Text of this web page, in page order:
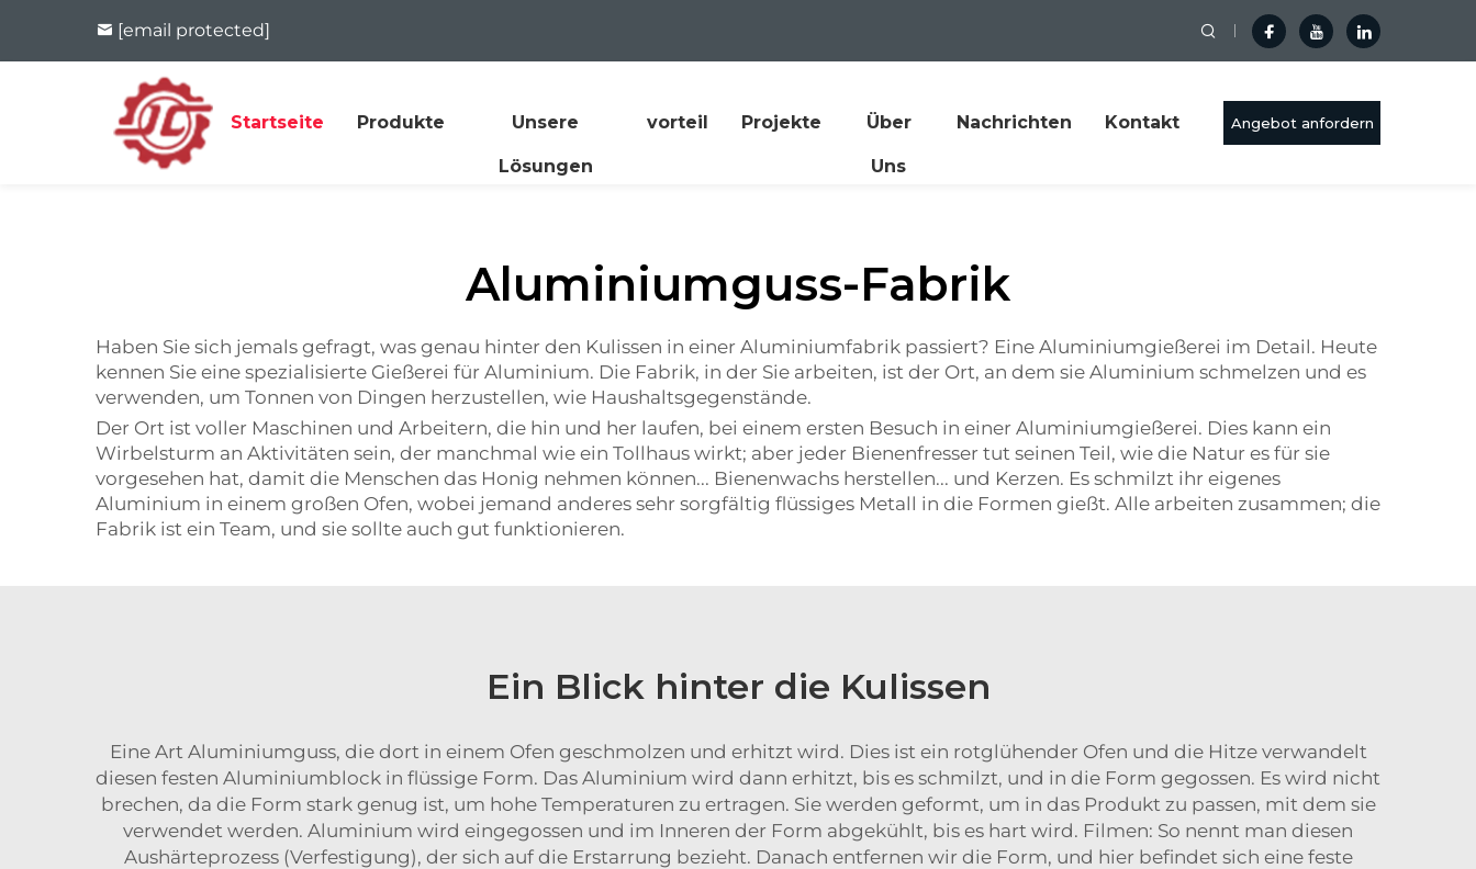
[email protected]
Startseite Produkte Unsere
Lösungen
vorteil Projekte Über
Uns
Nachrichten Kontakt Angebot anfordern
Aluminiumguss-Fabrik
Haben Sie sich jemals gefragt, was genau hinter den Kulissen in einer Aluminiumfabrik passiert? Eine Aluminiumgießerei im Detail. Heute
kennen Sie eine spezialisierte Gießerei für Aluminium. Die Fabrik, in der Sie arbeiten, ist der Ort, an dem sie Aluminium schmelzen und es
verwenden, um Tonnen von Dingen herzustellen, wie Haushaltsgegenstände.
Der Ort ist voller Maschinen und Arbeitern, die hin und her laufen, bei einem ersten Besuch in einer Aluminiumgießerei. Dies kann ein
Wirbelsturm an Aktivitäten sein, der manchmal wie ein Tollhaus wirkt; aber jeder Bienenfresser tut seinen Teil, wie die Natur es für sie
vorgesehen hat, damit die Menschen das Honig nehmen können... Bienenwachs herstellen... und Kerzen. Es schmilzt ihr eigenes
Aluminium in einem großen Ofen, wobei jemand anderes sehr sorgfältig flüssiges Metall in die Formen gießt. Alle arbeiten zusammen; die
Fabrik ist ein Team, und sie sollte auch gut funktionieren.
Ein Blick hinter die Kulissen
Eine Art Aluminiumguss, die dort in einem Ofen geschmolzen und erhitzt wird. Dies ist ein rotglühender Ofen und die Hitze verwandelt
diesen festen Aluminiumblock in flüssige Form. Das Aluminium wird dann erhitzt, bis es schmilzt, und in die Form gegossen. Es wird nicht
brechen, da die Form stark genug ist, um hohe Temperaturen zu ertragen. Sie werden geformt, um in das Produkt zu passen, mit dem sie
verwendet werden. Aluminium wird eingegossen und im Inneren der Form abgekühlt, bis es hart wird. Filmen: So nennt man diesen
Aushärteprozess (Verfestigung), der sich auf die Erstarrung bezieht. Danach entfernen wir die Form, und hier befindet sich eine feste